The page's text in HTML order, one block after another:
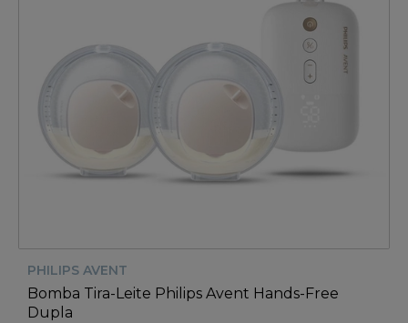
PHILIPS AVENT
Bomba Tira-Leite Philips Avent Hands-Free
Dupla